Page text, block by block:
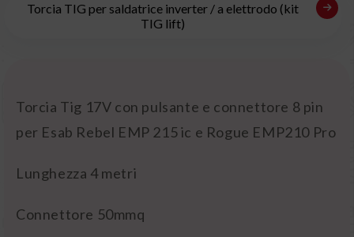
Torcia TIG per saldatrice inverter / a elettrodo (kit
TIG lift)
Torcia Tig 17V con pulsante e connettore 8 pin
per Esab Rebel EMP 215 ic e Rogue EMP210 Pro
Lunghezza 4 metri
Connettore 50mmq